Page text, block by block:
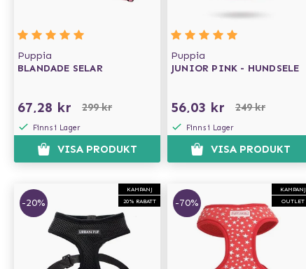
Puppia
BLANDADE SELAR
67,28 kr 299 kr
Finns i Lager
VISA PRODUKT
Puppia
JUNIOR PINK - HUNDSELE
56,03 kr 249 kr
Finns i Lager
VISA PRODUKT
KAMPANJ
20% RABATT
-20%
KAMPANJ
OUTLET
-70%